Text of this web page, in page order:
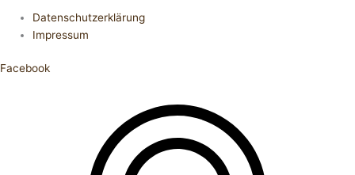
Datenschutzerklärung
Impressum
Facebook